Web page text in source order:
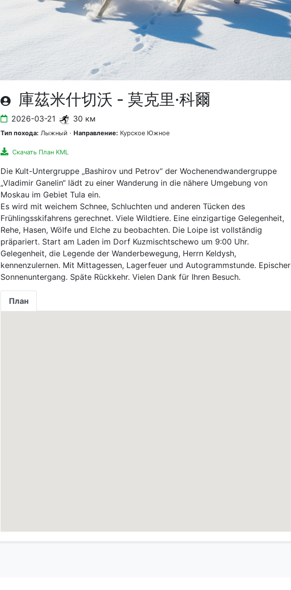
庫茲米什切沃 - 莫克里·科爾
2026-03-21 30 км
Тип похода: Лыжный · Направление: Курское Южное
Скачать План KML
Die Kult-Untergruppe „Bashirov und Petrov“ der Wochenendwandergruppe
„Vladimir Ganelin“ lädt zu einer Wanderung in die nähere Umgebung von
Moskau im Gebiet Tula ein.
Es wird mit weichem Schnee, Schluchten und anderen Tücken des
Frühlingsskifahrens gerechnet. Viele Wildtiere. Eine einzigartige Gelegenheit,
Rehe, Hasen, Wölfe und Elche zu beobachten. Die Loipe ist vollständig
präpariert. Start am Laden im Dorf Kuzmischtschewo um 9:00 Uhr.
Gelegenheit, die Legende der Wanderbewegung, Herrn Keldysh,
kennenzulernen. Mit Mittagessen, Lagerfeuer und Autogrammstunde. Epischer
Sonnenuntergang. Späte Rückkehr. Vielen Dank für Ihren Besuch.
План